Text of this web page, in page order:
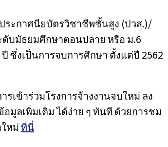
ระกาศนียบัตรวิชาชีพชั้นสูง (ปวส.)/
บมัธยมศึกษาตอนปลาย หรือ ม.6
ซึ่งเป็นการจบการศึกษา ตั้งแต่ปี 2562
เข้าร่วมโรงการจ้างงานจบใหม่ ลง
มูลเพิ่มเติม ได้ง่าย ๆ ทันที ด้วยการชม
หม่ที่นี่